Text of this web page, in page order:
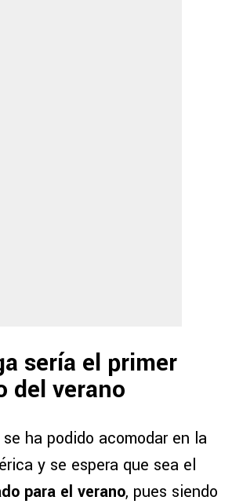
sería el primer
del verano
se ha podido acomodar en la
y se espera que sea el
para el verano, pues siendo